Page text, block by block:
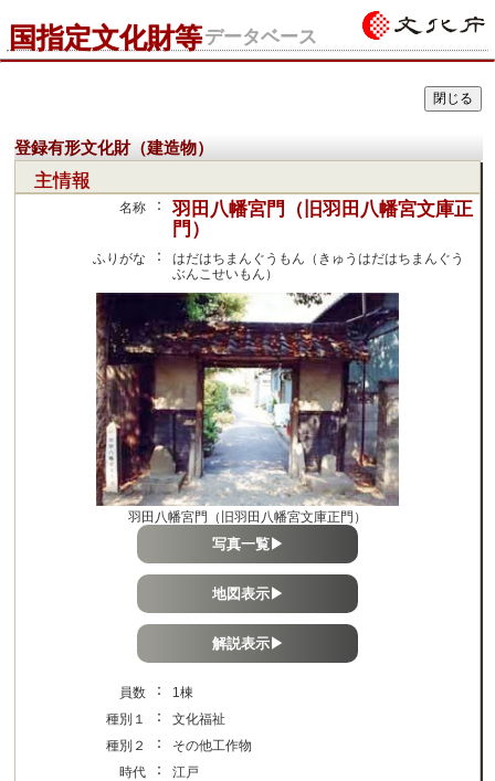
国指定文化財等データベース
登録有形文化財（建造物）
主情報
名称 ：
羽田八幡宮門（旧羽田八幡宮文庫正
門）
ふりがな ：
はだはちまんぐうもん（きゅうはだはちまんぐう
ぶんこせいもん）
羽田八幡宮門（旧羽田八幡宮文庫正門）
写真一覧▶
地図表示▶
解説表示▶
員数 ：
1棟
種別１
：
文化福祉
種別２
：
その他工作物
時代
：
江戸